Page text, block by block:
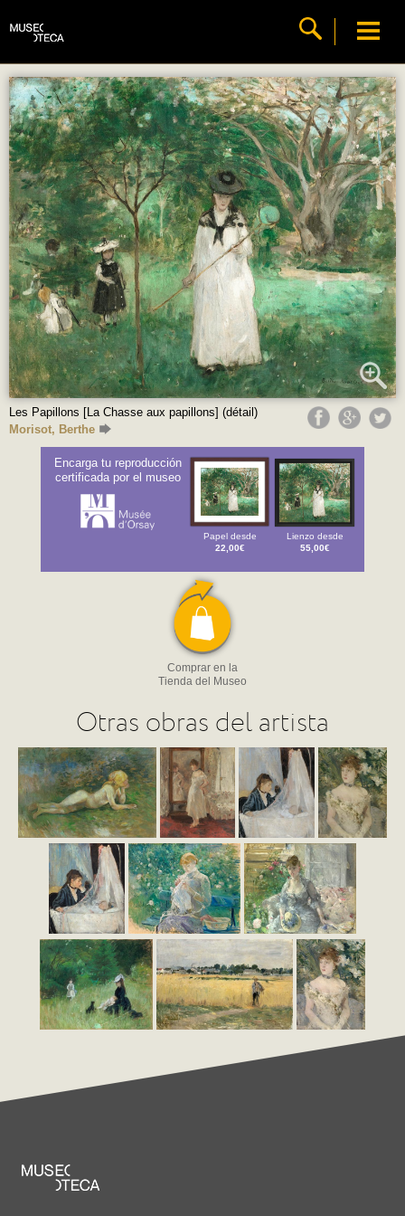
Les Papillons [La Chasse aux papillons] (détail)
Morisot, Berthe
Encarga tu reproducción
certificada por el museo
Papel desde
22,00€
Lienzo desde
55,00€
Comprar en la
Tienda del Museo
Otras obras del artista